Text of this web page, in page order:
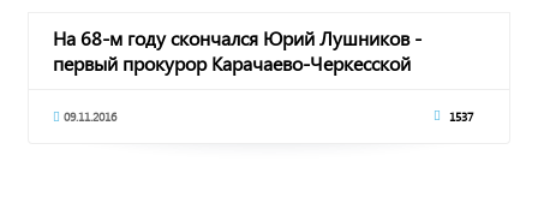
На 68-м году скончался Юрий Лушников -
первый прокурор Карачаево-Черкесской
09.11.2016 1537